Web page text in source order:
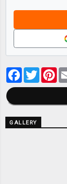
Facebook
Twitter
GALLERY